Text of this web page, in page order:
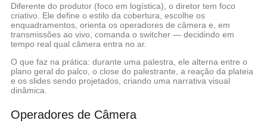
Diferente do produtor (foco em logística), o diretor tem foco
criativo. Ele define o estilo da cobertura, escolhe os
enquadramentos, orienta os operadores de câmera e, em
transmissões ao vivo, comanda o switcher — decidindo em
tempo real qual câmera entra no ar.
O que faz na prática: durante uma palestra, ele alterna entre o
plano geral do palco, o close do palestrante, a reação da plateia
e os slides sendo projetados, criando uma narrativa visual
dinâmica.
Operadores de Câmera